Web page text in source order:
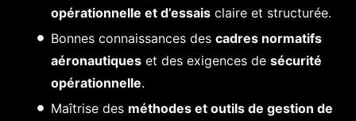
opérationnelle et d’essais claire et structurée.
Bonnes connaissances des cadres normatifs
aéronautiques et des exigences de sécurité
opérationnelle.
Maîtrise des méthodes et outils de gestion de